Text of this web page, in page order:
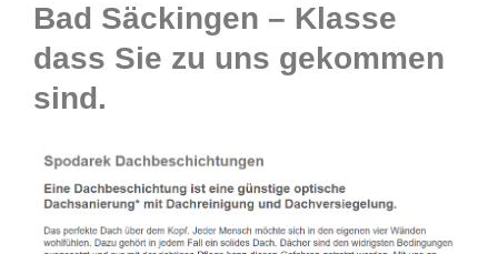
Bad Säckingen – Klasse
dass Sie zu uns gekommen
sind.